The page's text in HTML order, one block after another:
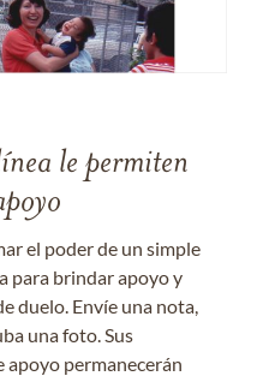
le permiten
el poder de un simple
para brindar apoyo y
duelo. Envíe una nota,
una foto. Sus
apoyo permanecerán